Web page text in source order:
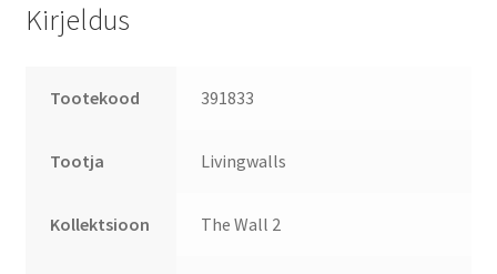
Kirjeldus
Tootekood 391833
Tootja Livingwalls
Kollektsioon The Wall 2